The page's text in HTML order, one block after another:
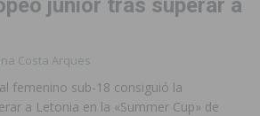
júnior tras superar a
Costa Arques
femenino sub-18 consiguió la
a Letonia en la «Summer Cup» de